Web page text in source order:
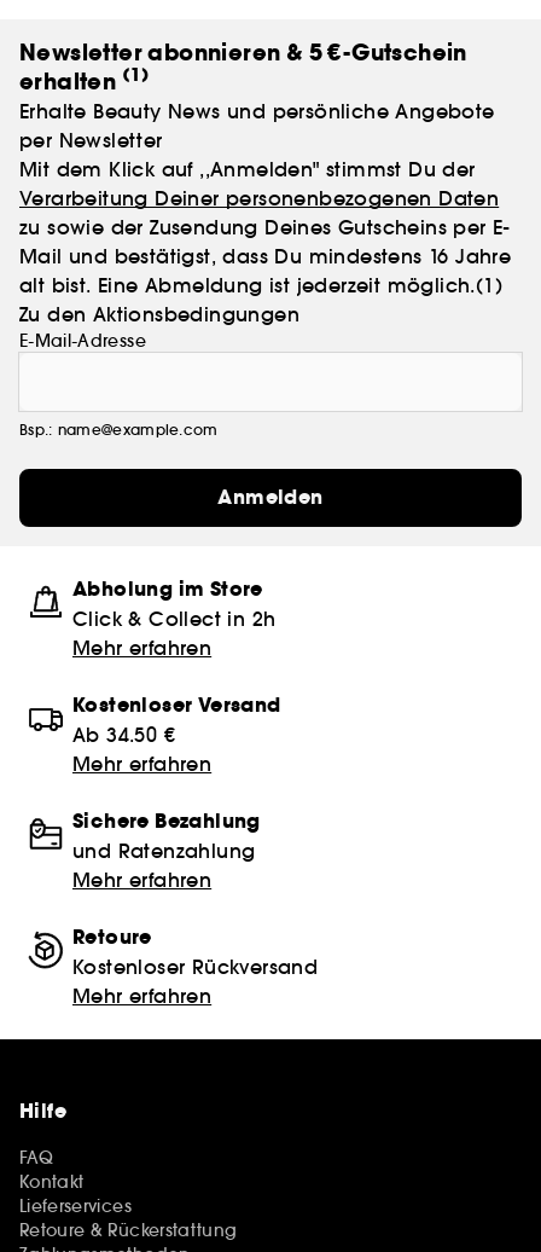
Preis.
INKEY. Kein Geschwätz, nur bessere Haut.
Newsletter abonnieren & 5 €-Gutschein
erhalten (1)
Erhalte Beauty News und persönliche Angebote
per Newsletter
Mit dem Klick auf ,,Anmelden" stimmst Du der
Verarbeitung Deiner personenbezogenen Daten
zu sowie der Zusendung Deines Gutscheins per E-
Mail und bestätigst, dass Du mindestens 16 Jahre
alt bist. Eine Abmeldung ist jederzeit möglich.(1)
Zu den Aktionsbedingungen
E-Mail-Adresse
Bsp.: name@example.com
Anmelden
Abholung im Store
Click & Collect in 2h
Mehr erfahren
Kostenloser Versand
Ab 34.50 €
Mehr erfahren
Sichere Bezahlung
und Ratenzahlung
Mehr erfahren
Retoure
Kostenloser Rückversand
Mehr erfahren
Hilfe
FAQ
Kontakt
Lieferservices
Retoure & Rückerstattung